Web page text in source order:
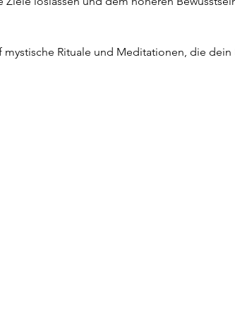
mystische Rituale und Meditationen, die dein